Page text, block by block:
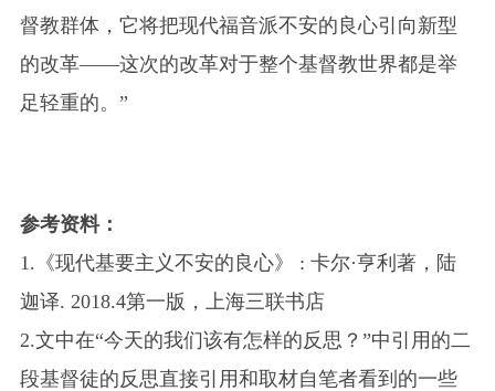
督教群体，它将把现代福音派不安的良心引向新型
的改革——这次的改革对于整个基督教世界都是举
足轻重的。”
参考资料：
1. 《现代基要主义不安的良心》 : 卡尔·亨利著，陆
迦译. 2018.4第一版，上海三联书店
2.文中在“今天的我们该有怎样的反思？”中引用的二
段基督徒的反思直接引用和取材自笔者看到的一些